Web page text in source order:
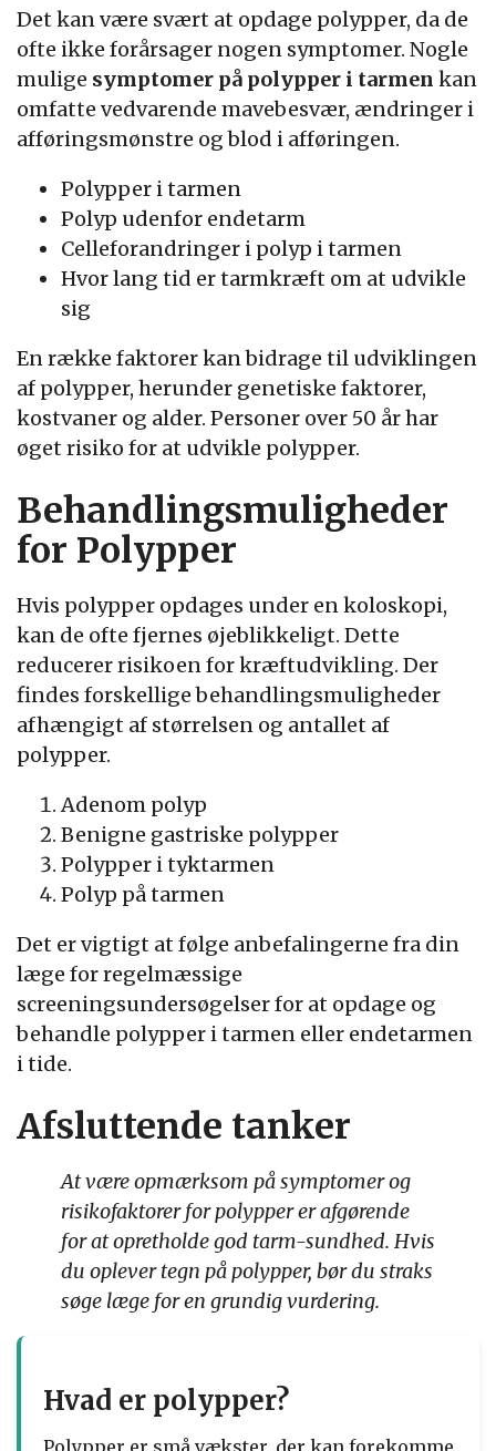
Det kan være svært at opdage polypper, da de
ofte ikke forårsager nogen symptomer. Nogle
mulige symptomer på polypper i tarmen kan
omfatte vedvarende mavebesvær, ændringer i
afføringsmønstre og blod i afføringen.
Polypper i tarmen
Polyp udenfor endetarm
Celleforandringer i polyp i tarmen
Hvor lang tid er tarmkræft om at udvikle
sig
En række faktorer kan bidrage til udviklingen
af polypper, herunder genetiske faktorer,
kostvaner og alder. Personer over 50 år har
øget risiko for at udvikle polypper.
Behandlingsmuligheder
for Polypper
Hvis polypper opdages under en koloskopi,
kan de ofte fjernes øjeblikkeligt. Dette
reducerer risikoen for kræftudvikling. Der
findes forskellige behandlingsmuligheder
afhængigt af størrelsen og antallet af
polypper.
Adenom polyp
Benigne gastriske polypper
Polypper i tyktarmen
Polyp på tarmen
Det er vigtigt at følge anbefalingerne fra din
læge for regelmæssige
screeningsundersøgelser for at opdage og
behandle polypper i tarmen eller endetarmen
i tide.
Afsluttende tanker
At være opmærksom på symptomer og
risikofaktorer for polypper er afgørende
for at opretholde god tarm-sundhed. Hvis
du oplever tegn på polypper, bør du straks
søge læge for en grundig vurdering.
Hvad er polypper?
Polypper er små vækster, der kan forekomme